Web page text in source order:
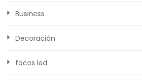
Business
Decoración
focos led